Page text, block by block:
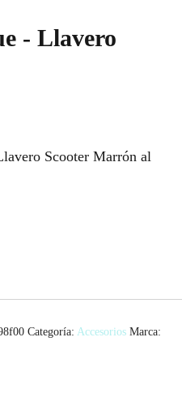
- Llavero
Scooter Marrón al
Categoría: Accesorios Marca: